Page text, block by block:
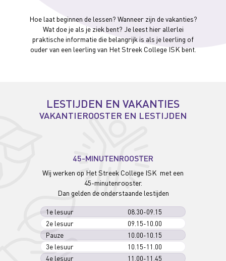
Hoe laat beginnen de lessen? Wanneer zijn de vakanties?
Wat doe je als je ziek bent? Je leest hier allerlei
praktische informatie die belangrijk is als je leerling of
ouder van een leerling van Het Streek College ISK bent.
LESTIJDEN EN VAKANTIES
VAKANTIEROOSTER EN LESTIJDEN
45-MINUTENROOSTER
Wij werken op Het Streek College ISK met een
45-minutenrooster.
Dan gelden de onderstaande lestijden
1e lesuur
08.30-09.15
2e lesuur
09.15-10.00
Pauze
10.00-10.15
3e lesuur
10.15-11.00
4e lesuur
11.00-11.45